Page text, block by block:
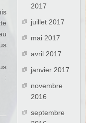
:
:
2017
juillet 2017
mai 2017
avril 2017
janvier 2017
novembre
2016
septembre